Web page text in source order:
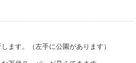
ます。（左手に公園があります）